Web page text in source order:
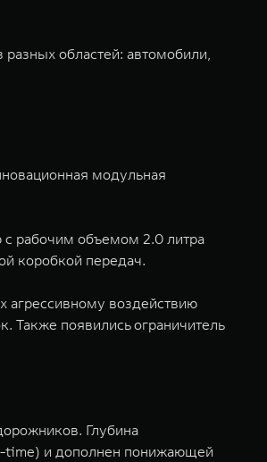
областей: автомобили,
модульная
рабочим объемом 2.0 литра
коробкой передач.
агрессивному воздействию
Также появились ограничитель
Глубина
time) и дополнен понижающей